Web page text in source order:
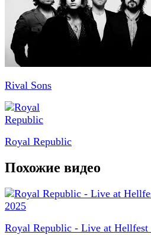
Rival Sons
Royal Republic
Похожие видео
Royal Republic - Live at Hellfest